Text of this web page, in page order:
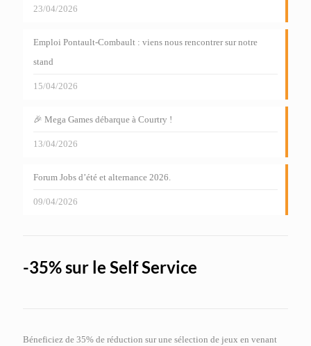
23/04/2026
Emploi Pontault-Combault : viens nous rencontrer sur notre
stand
15/04/2026
🎉 Mega Games débarque à Courtry !
13/04/2026
Forum Jobs d’été et alternance 2026.
09/04/2026
-35% sur le Self Service
Béneficiez de 35% de réduction sur une sélection de jeux en venant